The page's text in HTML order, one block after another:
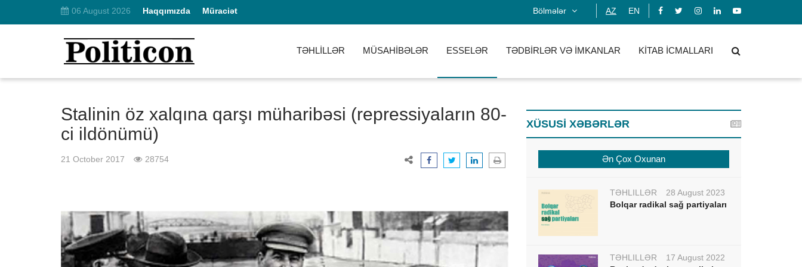
06 August 2026 Haqqımızda Müraciət Bölmələr AZ EN
TƏHLİLLƏR MÜSAHİBƏLƏR ESSELƏR TƏDBİRLƏR VƏ İMKANLAR KİTAB İCMALLARI
Stalinin öz xalqına qarşı müharibəsi (repressiyaların 80-
ci ildönümü)
21 October 2017 28754
XÜSUSİ XƏBƏRLƏR
Ən Çox Oxunan
TƏHLİLLƏR
28 August 2023
Bolqar radikal sağ partiyaları
TƏHLİLLƏR
17 August 2022